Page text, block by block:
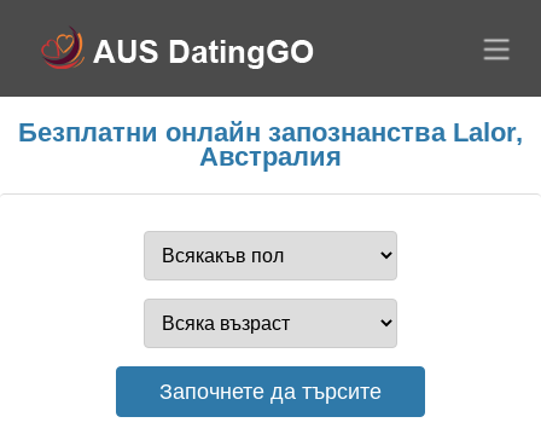
Безплатни онлайн запознанства Lalor,
Австралия